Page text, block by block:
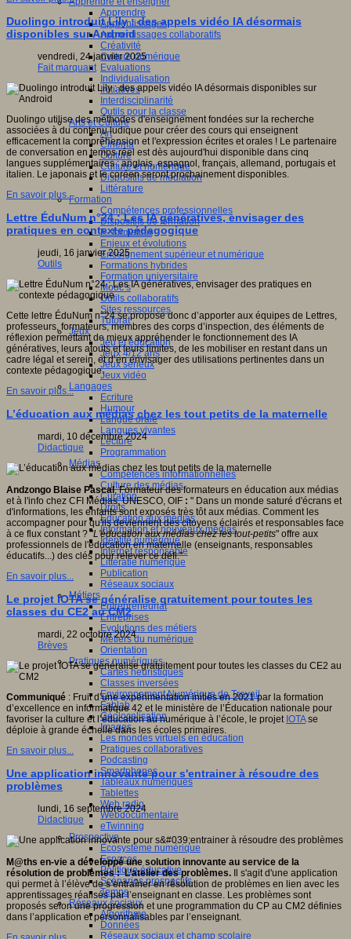
Apprendre
Apprentissages
Apprentissages collaboratifs
Créativité
Culture numérique
Evaluations
Individualisation
Initiatives
Interdisciplinarité
Outils pour la classe
Arts et Culture
Art
Cinéma
Culture
Culture et numérique
Dispositifs de médiation
Littérature
Formation
Compétences professionnelles
Dispositifs de formation
E- formation
Enjeux et évolutions
Enseignement supérieur et numérique
Formations hybrides
Formation universitaire
Mooc’s
Outils collaboratifs
Sites ressources
Tutorat
Jeux
Jeu et éducation
Jeux 4/12 ans
Jeux sérieux
Jeux vidéo
Langages
Ecriture
Humour
Langue orale
Langues vivantes
Lecture
Programmation
Médias
Compétences informationnelles
Culture des médias
Curation
Droits
Education aux médias
Information et nouveaux médias
Identité numérique
Internet responsable
Littératie numérique
Publication
Réseaux sociaux
Métiers
Entrepreneuriat
Entreprises
Evolutions des métiers
Métiers du numérique
Orientation
Pratiques numériques
Cartes heuristiques
Classes inversées
Environnement Numérique de Travail
Fablab
Géolocalisation
Images
Les mondes virtuels en éducation
Pratiques collaboratives
Podcasting
Smartphones
Tableaux numériques
Tablettes
Web radio
Webdocumentaire
eTwinning
Prospective
Ecosystème numérique
Espaces
Politique éducative
Scénarios prospectifs
Temps
Réseaux sociaux
Algorithme
Données
Réseaux sociaux et champ scolaire
Duolingo introduit Lily : des appels vidéo IA désormais
disponibles sur Android
vendredi, 24 janvier 2025
Fait marquant
Duolingo utilise des méthodes d'enseignement fondées sur la recherche
associées à du contenu ludique pour créer des cours qui enseignent
efficacement la compréhension et l'expression écrites et orales ! Le partenaire
de conversation en temps réel est dès aujourd'hui disponible dans cinq
langues supplémentaires : anglais, espagnol, français, allemand, portugais et
italien. Le japonais et le coréen seront prochainement disponibles.
En savoir plus...
Lettre ÉduNum n°24 : Les IA génératives, envisager des
pratiques en contexte pédagogique
jeudi, 16 janvier 2025
Outils
Cette lettre ÉduNum n°24 se propose donc d’apporter aux équipes de Lettres,
professeurs, formateurs, membres des corps d’inspection, des éléments de
réflexion permettant de mieux appréhender le fonctionnement des IA
génératives, leurs atouts et leurs limites, de les mobiliser en restant dans un
cadre légal et serein, et d’en envisager des utilisations pertinentes dans un
contexte pédagogique.
En savoir plus...
L’éducation aux médias chez les tout petits de la maternelle
mardi, 10 décembre 2024
Didactique
Andzongo Blaise Pascal, Formateur des formateurs en éducation aux médias
et à l'info chez CFI Médias, UNESCO, OIF : " Dans un monde saturé d'écrans et
d'informations, les enfants sont exposés très tôt aux médias. Comment les
accompagner pour qu'ils deviennent des citoyens éclairés et responsables face
à ce flux constant ? "L'éducation aux médias chez les tout-petits" offre aux
professionnels de l'éducation en maternelle (enseignants, responsables
éducatifs...) des clés pour relever ce défi."
En savoir plus...
Le projet IOTA se généralise gratuitement pour toutes les
classes du CE2 au CM2
mardi, 22 octobre 2024
Brèves
Communiqué : Fruit d’une expérimentation initiés en 2021 par la formation
d’excellence en informatique 42 et le ministère de l’Éducation nationale pour
favoriser la culture et l’éducation au numérique à l’école, le projet IOTAse
déploie à grande échelle dans les écoles primaires.
En savoir plus...
Une application innovante pour s'entrainer à résoudre des
problèmes
lundi, 16 septembre 2024
Didactique
M@ths en-vie a développé une solution innovante au service de la
résolution de problèmes : L’atelier des problèmes. Il s'agit d'une application
qui permet à l’élève de s’entraîner en résolution de problèmes en lien avec les
apprentissages réalisés par l’enseignant en classe. Les problèmes sont
proposés selon une progression et une programmation du CP au CM2 définies
dans l’application et personnalisables par l’enseignant.